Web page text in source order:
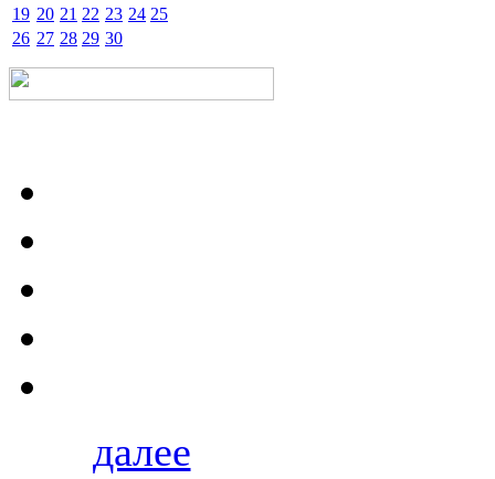
19 20 21 22 23 24 25
26 27 28 29 30
далее